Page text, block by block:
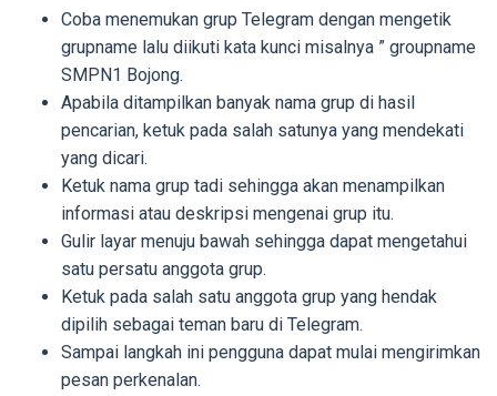
Coba menemukan grup Telegram dengan mengetik
grupname lalu diikuti kata kunci misalnya ” groupname
SMPN1 Bojong.
Apabila ditampilkan banyak nama grup di hasil
pencarian, ketuk pada salah satunya yang mendekati
yang dicari.
Ketuk nama grup tadi sehingga akan menampilkan
informasi atau deskripsi mengenai grup itu.
Gulir layar menuju bawah sehingga dapat mengetahui
satu persatu anggota grup.
Ketuk pada salah satu anggota grup yang hendak
dipilih sebagai teman baru di Telegram.
Sampai langkah ini pengguna dapat mulai mengirimkan
pesan perkenalan.